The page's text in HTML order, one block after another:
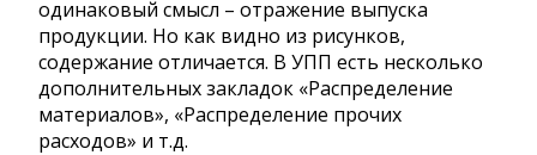
одинаковый смысл – отражение выпуска
продукции. Но как видно из рисунков,
содержание отличается. В УПП есть несколько
дополнительных закладок «Распределение
материалов», «Распределение прочих
расходов» и т.д.